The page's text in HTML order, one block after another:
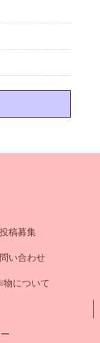
投稿募集
い合わせ
物について